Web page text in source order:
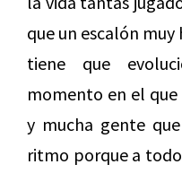
que un escalón
tiene que
momento en el que
y mucha gente
ritmo porque a